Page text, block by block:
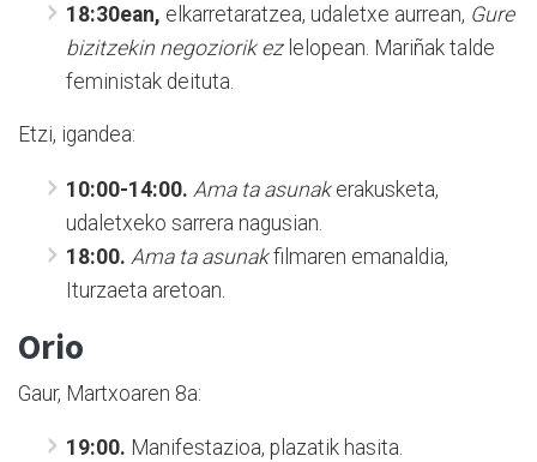
18:30ean, elkarretaratzea, udaletxe aurrean, Gure
bizitzekin negoziorik ezlelopean. Mariñak talde
feministak deituta.
Etzi, igandea:
10:00-14:00. Ama ta asunakerakusketa,
udaletxeko sarrera nagusian.
18:00. Ama ta asunakfilmaren emanaldia,
Iturzaeta aretoan.
Orio
Gaur, Martxoaren 8a:
19:00. Manifestazioa, plazatik hasita.